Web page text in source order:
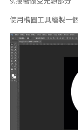
使用橢圓工具繪製一